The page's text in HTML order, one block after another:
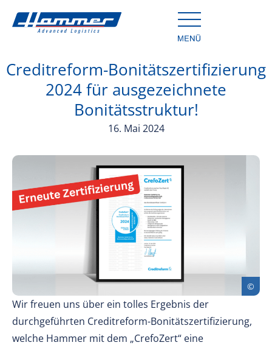
Creditreform-Bonitätszertifizierung
2024 für ausgezeichnete
Bonitätsstruktur!
16. Mai 2024
Wir freuen uns über ein tolles Ergebnis der
durchgeführten Creditreform-Bonitätszertifizierung,
welche Hammer mit dem „CrefoZert“ eine